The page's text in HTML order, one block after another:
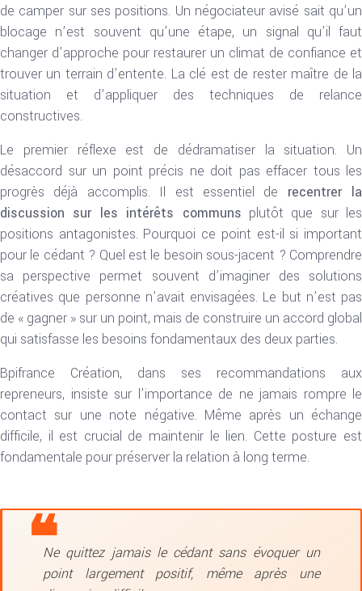
de camper sur ses positions. Un négociateur avisé sait qu’un
blocage n’est souvent qu’une étape, un signal qu’il faut
changer d’approche pour restaurer un climat de confiance et
trouver un terrain d’entente. La clé est de rester maître de la
situation et d’appliquer des techniques de relance
constructives.
Le premier réflexe est de dédramatiser la situation. Un
désaccord sur un point précis ne doit pas effacer tous les
progrès déjà accomplis. Il est essentiel de recentrer la
discussion sur les intérêts communs plutôt que sur les
positions antagonistes. Pourquoi ce point est-il si important
pour le cédant ? Quel est le besoin sous-jacent ? Comprendre
sa perspective permet souvent d’imaginer des solutions
créatives que personne n’avait envisagées. Le but n’est pas
de « gagner » sur un point, mais de construire un accord global
qui satisfasse les besoins fondamentaux des deux parties.
Bpifrance Création, dans ses recommandations aux
repreneurs, insiste sur l’importance de ne jamais rompre le
contact sur une note négative. Même après un échange
difficile, il est crucial de maintenir le lien. Cette posture est
fondamentale pour préserver la relation à long terme.
Ne quittez jamais le cédant sans évoquer un
point largement positif, même après une